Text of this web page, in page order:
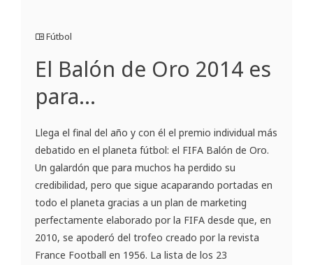
Fútbol
El Balón de Oro 2014 es
para…
Llega el final del año y con él el premio individual más
debatido en el planeta fútbol: el FIFA Balón de Oro.
Un galardón que para muchos ha perdido su
credibilidad, pero que sigue acaparando portadas en
todo el planeta gracias a un plan de marketing
perfectamente elaborado por la FIFA desde que, en
2010, se apoderó del trofeo creado por la revista
France Football en 1956. La lista de los 23